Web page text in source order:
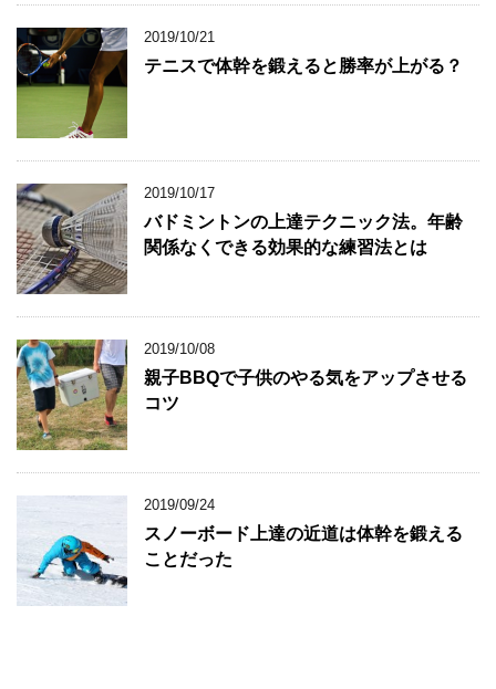
2019/10/21
テニスで体幹を鍛えると勝率が上がる？
2019/10/17
バドミントンの上達テクニック法。年齢
関係なくできる効果的な練習法とは
2019/10/08
親子BBQで子供のやる気をアップさせる
コツ
2019/09/24
スノーボード上達の近道は体幹を鍛える
ことだった